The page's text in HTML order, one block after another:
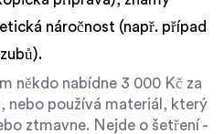
náročnost (např. případ
někdo nabídne 3 000 Kč za
nebo používá materiál, který
ztmavne. Nejde o šetření -